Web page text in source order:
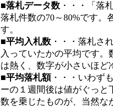
■落札データ数 ・・・「落
落札件数の70～80%です。
す。
■平均入札数 ・・・落札さ
入っていたかの平均です
は熱く、数字が小さいほど
■平均落札額 ・・・いわず
ーの１週間後は値がぐっと
数を乗じたものが、当然な